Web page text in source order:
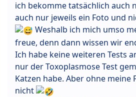
ich bekomme tatsächlich auch
auch nur jeweils ein Foto und
Weshalb ich mich umso
freue, denn dann wissen wir
Ich habe keine weiteren Tests
nur der Toxoplasmose Test
Katzen habe. Aber ohne meine
nicht